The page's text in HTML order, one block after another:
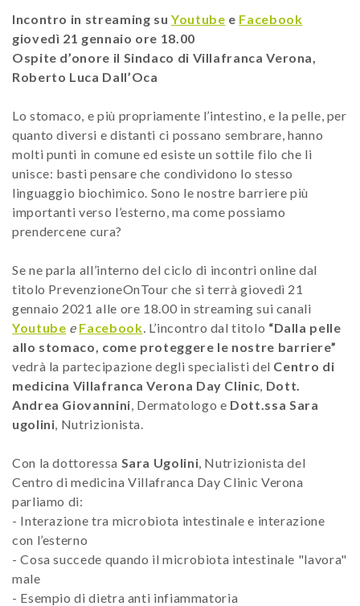
Incontro in streaming su Youtube e Facebook
giovedì 21 gennaio ore 18.00
Ospite d’onore il Sindaco di Villafranca Verona,
Roberto Luca Dall’Oca
Lo stomaco, e più propriamente l’intestino, e la pelle, per
quanto diversi e distanti ci possano sembrare, hanno
molti punti in comune ed esiste un sottile filo che li
unisce: basti pensare che condividono lo stesso
linguaggio biochimico. Sono le nostre barriere più
importanti verso l’esterno, ma come possiamo
prendercene cura?
Se ne parla all’interno del ciclo di incontri online dal
titolo PrevenzioneOnTour che si terrà giovedì 21
gennaio 2021 alle ore 18.00 in streaming sui canali
Youtube e Facebook. L’incontro dal titolo “Dalla pelle
allo stomaco, come proteggere le nostre barriere”
vedrà la partecipazione degli specialisti del Centro di
medicina Villafranca Verona Day Clinic, Dott.
Andrea Giovannini, Dermatologo e Dott.ssa Sara
ugolini, Nutrizionista.
Con la dottoressa Sara Ugolini, Nutrizionista del
Centro di medicina Villafranca Day Clinic Verona
parliamo di:
- Interazione tra microbiota intestinale e interazione
con l’esterno
- Cosa succede quando il microbiota intestinale "lavora"
male
- Esempio di dietra anti infiammatoria